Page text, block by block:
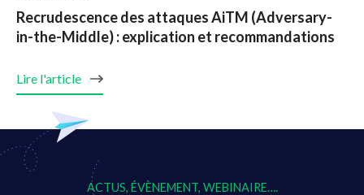
Recrudescence des attaques AiTM (Adversary-
in-the-Middle) : explication et recommandations
Lire l'article
ACTUS, ÉVÈNEMENT, WEBINAIRE….